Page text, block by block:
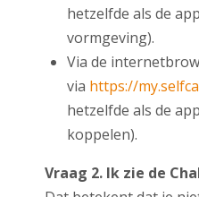
hetzelfde als de
vormgeving).
Via de
via https://
hetzelfde als de
koppelen).
Vraag 2. Ik zie de